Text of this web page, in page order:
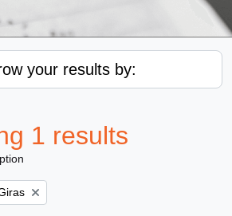
your results by:
1 results
filter: